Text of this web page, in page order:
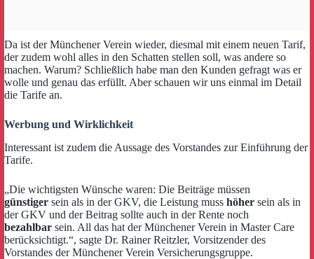
Da ist der Münchener Verein wieder, diesmal mit einem neuen Tarif,
der zudem wohl alles in den Schatten stellen soll, was andere so
machen. Warum? Schließlich habe man den Kunden gefragt was er
wolle und genau das erfüllt. Aber schauen wir uns einmal im Detail
die Tarife an.
Werbung und Wirklichkeit
Interessant ist zudem die Aussage des Vorstandes zur Einführung der
Tarife.
„Die wichtigsten Wünsche waren: Die Beiträge müssen
günstiger sein als in der GKV, die Leistung muss höher sein als in
der GKV und der Beitrag sollte auch in der Rente noch
bezahlbar sein. All das hat der Münchener Verein in Master Care
berücksichtigt.“, sagte Dr. Rainer Reitzler, Vorsitzender des
Vorstandes der Münchener Verein Versicherungsgruppe.